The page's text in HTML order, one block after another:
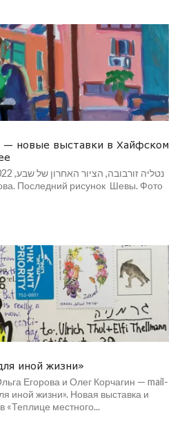
новые выставки в Хайфском
иной жизни»
Егорова и Олег Корчагин — mail-
иной жизни». Новая выставка и
«Теплице местного...